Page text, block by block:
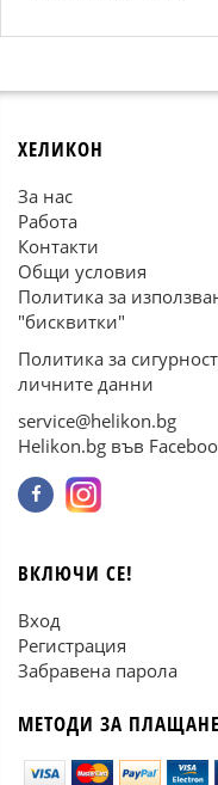
ХЕЛИКОН
За нас
Работа
Контакти
Общи условия
Политика за
"бисквитки"
Политика за
личните данни
service@helikon.bg
Helikon.bg във
ВКЛЮЧИ СЕ!
Вход
Регистрация
Забравена парола
МЕТОДИ ЗА ПЛАЩАНЕ